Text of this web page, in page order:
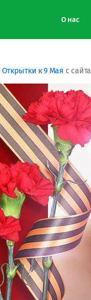
О нас
Открытки к 9 Мая с сайта